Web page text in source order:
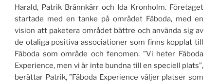
Harald, Patrik Brännkärr och Ida Kronholm. Företaget
startade med en tanke på området Fäboda, med en
vision att paketera området bättre och använda sig av
de otaliga positiva associationer som finns kopplat till
Fäboda som område och fenomen. ”Vi heter Fäboda
Experience, men vi är inte bundna till en speciell plats”,
berättar Patrik, ”Fäboda Experience väljer platser som